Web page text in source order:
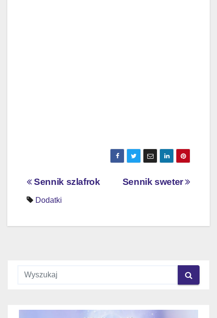
Nawigacja
wpisu
Sennik sweter
Sennik szlafrok
Dodatki